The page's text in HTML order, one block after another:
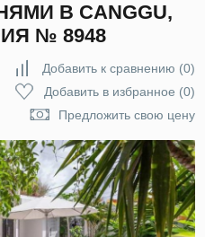
В CANGGU,
№ 8948
Добавить к сравнению (0)
Добавить в избранное (0)
Предложить свою цену